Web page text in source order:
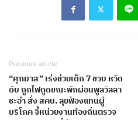
Previous article
“ศุภมาส” เร่งช่วยเด็ก 7 ขวบ หวิด
ดับ ถูกไฟดูดขณะพักผ่อนพูลวิลลา
ชะอำ สั่ง สคบ. ลุยฟ้องแทนผู้
บริโภค จี้หน่วยงานท้องถิ่นตรวจ